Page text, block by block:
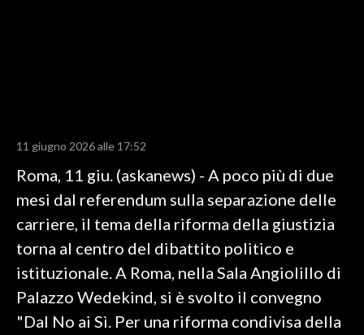
RISULTATI E CLASSIFICHE
CALCIO
CALCIO REGIONALE
BASKET
VOLLEY
MOTORI
TENNIS
ALTRI SPORT
11 giugno 2026 alle 17:52
Roma, 11 giu. (askanews) - A poco più di due
mesi dal referendum sulla separazione delle
carriere, il tema della riforma della giustizia
torna al centro del dibattito politico e
istituzionale. A Roma, nella Sala Angiolillo di
Palazzo Wedekind, si è svolto il convegno
"Dal No ai Sì. Per una riforma condivisa della